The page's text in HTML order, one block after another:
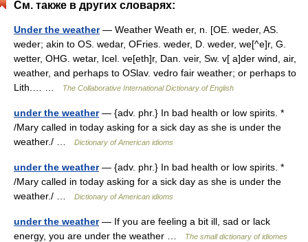
См. также в других словарях:
Under the weather— Weather Weath er, n. [OE. weder, AS.
weder; akin to OS. wedar, OFries. weder, D. weder, we[^e]r, G.
wetter, OHG. wetar, Icel. ve[eth]r, Dan. veir, Sw. v[ a]der wind, air,
weather, and perhaps to OSlav. vedro fair weather; or perhaps to
Lith.… …
The Collaborative International Dictionary of English
under the weather— {adv. phr.} In bad health or low spirits. *
/Mary called in today asking for a sick day as she is under the
weather./ …
Dictionary of American idioms
under the weather— {adv. phr.} In bad health or low spirits. *
/Mary called in today asking for a sick day as she is under the
weather./ …
Dictionary of American idioms
under the weather— If you are feeling a bit ill, sad or lack
energy, you are under the weather …
The small dictionary of idiomes